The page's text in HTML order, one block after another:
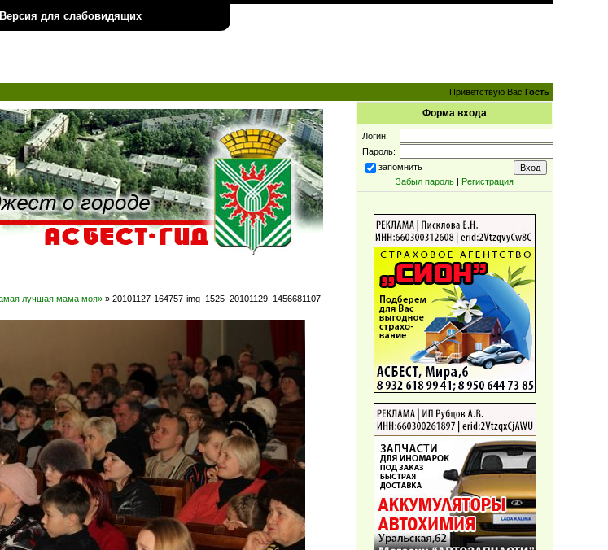
Версия для слабовидящих
Приветствую Вас Гость
лучшая мама моя» » 20101127-164757-img_1525_20101129_1456681107
Форма входа
Логин:
Пароль:
запомнить
Забыл пароль | Регистрация